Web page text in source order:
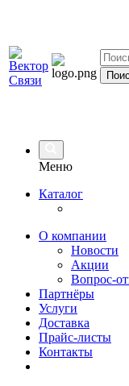
Меню
Каталог
О компании
Новости
Акции
Вопрос-
Партнёры
Услуги
Доставка
Прайс-листы
Контакты